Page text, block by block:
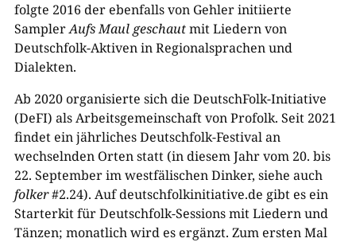
folgte 2016 der ebenfalls von Gehler initiierte
SamplerAufs Maul geschautmit Liedern von
Deutschfolk-Aktiven in Regionalsprachen und
Dialekten.
Ab 2020 organisierte sich die DeutschFolk-Initiative
(DeFI) als Arbeitsgemeinschaft von Profolk. Seit 2021
findet ein jährliches Deutschfolk-Festival an
wechselnden Orten statt (in diesem Jahr vom 20. bis
22. September im westfälischen Dinker, siehe auch
folker#2.24). Auf deutschfolkinitiative.de gibt es ein
Starterkit für Deutschfolk-Sessions mit Liedern und
Tänzen; monatlich wird es ergänzt. Zum ersten Mal